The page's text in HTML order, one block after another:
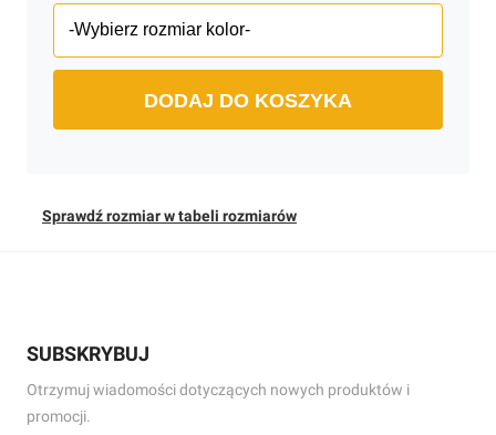
DODAJ DO KOSZYKA
Sprawdź rozmiar w tabeli rozmiarów
SUBSKRYBUJ
Otrzymuj wiadomości dotyczących nowych produktów i
promocji.